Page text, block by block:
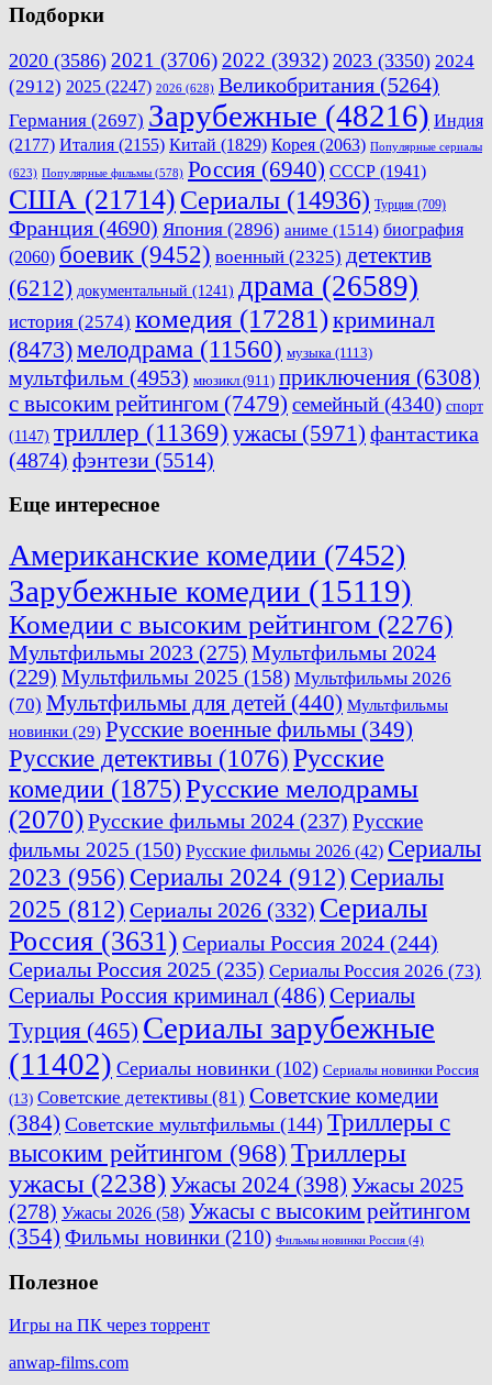
Подборки
2020 (3586) 2021 (3706) 2022 (3932) 2023 (3350) 2024
(2912) 2025 (2247) 2026 (628) Великобритания (5264)
Германия (2697) Зарубежные (48216) Индия
(2177) Италия (2155) Китай (1829) Корея (2063) Популярные сериалы
(623) Популярные фильмы (578) Россия (6940) СССР (1941)
США (21714) Сериалы (14936) Турция (709)
Франция (4690) Япония (2896) аниме (1514) биография
(2060) боевик (9452) военный (2325) детектив
(6212) документальный (1241) драма (26589)
история (2574) комедия (17281)криминал
(8473)мелодрама (11560) музыка (1113)
мультфильм (4953) мюзикл (911) приключения (6308)
с высоким рейтингом (7479) семейный (4340) спорт
(1147) триллер (11369) ужасы (5971) фантастика
(4874) фэнтези (5514)
Еще интересное
Американские комедии (7452)
Зарубежные комедии (15119)
Комедии с высоким рейтингом (2276)
Мультфильмы 2023 (275) Мультфильмы 2024
(229) Мультфильмы 2025 (158) Мультфильмы 2026
(70) Мультфильмы для детей (440) Мультфильмы
новинки (29) Русские военные фильмы (349)
Русские детективы (1076)Русские
комедии (1875)Русские мелодрамы
(2070)Русские фильмы 2024 (237) Русские
фильмы 2025 (150) Русские фильмы 2026 (42) Сериалы
2023 (956) Сериалы 2024 (912) Сериалы
2025 (812) Сериалы 2026 (332) Сериалы
Россия (3631) Сериалы Россия 2024 (244)
Сериалы Россия 2025 (235) Сериалы Россия 2026 (73)
Сериалы Россия криминал (486) Сериалы
Турция (465) Сериалы зарубежные
(11402) Сериалы новинки (102) Сериалы новинки Россия
(13) Советские детективы (81) Советские комедии
(384) Советские мультфильмы (144) Триллеры с
высоким рейтингом (968) Триллеры
ужасы (2238)Ужасы 2024 (398) Ужасы 2025
(278) Ужасы 2026 (58) Ужасы с высоким рейтингом
(354) Фильмы новинки (210) Фильмы новинки Россия (4)
Полезное
Игры на ПК через торрент
anwap-films.com